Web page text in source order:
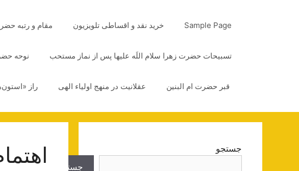
Sample Page خرید نقد و اقساطی تلویزیون مقام و رتبه
تسبیحات حضرت زهرا سلام اللَه علیها پس از نماز مستحب نوحه
قبر حضرت ام البنین عقلانیت در منهج اولیاء الهی راز
جستجو
جستجو